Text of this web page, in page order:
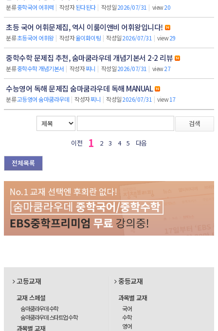
분류중학국어 어휘력 | 작성자된다된다 | 작성일2026/07/31 | view20
초등 국어 어휘문제집, 역시 이룸이앤비 어휘왕입니다!
분류초등국어 어휘왕 | 작성자율이화이팅 | 작성일2026/07/31 | view29
중학수학 문제집 추천, 숨마쿰라우데 개념기본서 2-2 리뷰
분류중학수학 개념기본서 | 작성자찌니 | 작성일2026/07/31 | view27
수능영어 독해 문제집 숨마쿰라우데 독해 MANUAL
분류고등영어 숨마쿰라우데 | 작성자찌니 | 작성일2026/07/31 | view17
검색
이전 1 2 3 4 5 다음
전체목록
고등교재
교재 스페셜
숨마쿰라우데 수학
숨마쿰라우데 스타트업 수학
과목별 교재
중등교재
과목별 교재
국어
수학
영어